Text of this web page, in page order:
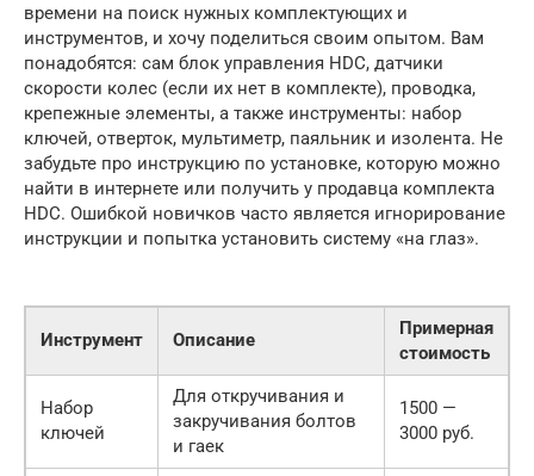
времени на поиск нужных комплектующих и
инструментов, и хочу поделиться своим опытом. Вам
понадобятся: сам блок управления HDC, датчики
скорости колес (если их нет в комплекте), проводка,
крепежные элементы, а также инструменты: набор
ключей, отверток, мультиметр, паяльник и изолента. Не
забудьте про инструкцию по установке, которую можно
найти в интернете или получить у продавца комплекта
HDC. Ошибкой новичков часто является игнорирование
инструкции и попытка установить систему «на глаз».
Инструмент Описание
Примерная
стоимость
Набор
ключей
Для откручивания и
закручивания болтов
и гаек
1500 —
3000 руб.